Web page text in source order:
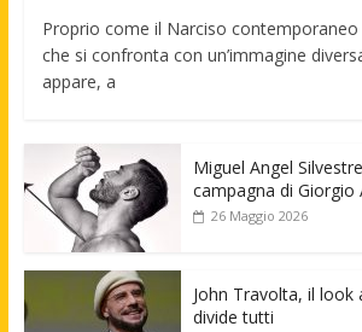
Proprio come il Narciso
che si confronta con un’immagine
appare, a
Miguel Angel
campagna di Giorgio
26 Maggio 2026
John Travolta, il look
divide tutti